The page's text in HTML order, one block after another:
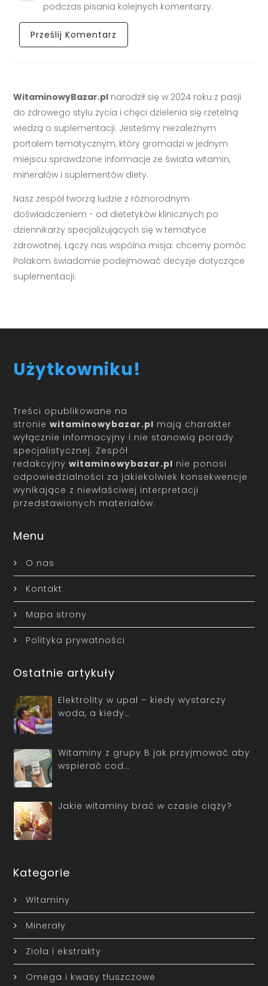
podczas pisania kolejnych komentarzy.
WitaminowyBazar.pl narodził się w 2024 roku z pasji
do zdrowego stylu życia i chęci dzielenia się rzetelną
wiedzą o suplementacji. Jesteśmy niezależnym
portalem tematycznym, który gromadzi w jednym
miejscu sprawdzone informacje ze świata witamin,
minerałów i suplementów diety.
Nasz zespół tworzą ludzie z różnorodnym
doświadczeniem - od dietetyków klinicznych po
dziennikarzy specjalizujących się w tematyce
zdrowotnej. Łączy nas wspólna misja: chcemy pomóc
Polakom świadomie podejmować decyzje dotyczące
suplementacji.
Użytkowniku!
Treści opublikowane na
stroniewitaminowybazar.pl mają charakter
wyłącznie informacyjny i nie stanowią porady
specjalistycznej. Zespół
redakcyjnywitaminowybazar.pl nie ponosi
odpowiedzialności za jakiekolwiek konsekwencje
wynikające z niewłaściwej interpretacji
przedstawionych materiałów.
Menu
O nas
Kontakt
Mapa strony
Polityka prywatności
Ostatnie artykuły
Elektrolity w upał – kiedy wystarczy
woda, a kiedy…
Witaminy z grupy B jak przyjmować aby
wspierać cod…
Jakie witaminy brać w czasie ciąży?
Kategorie
Witaminy
Minerały
Zioła i ekstrakty
Omega i kwasy tłuszczowe